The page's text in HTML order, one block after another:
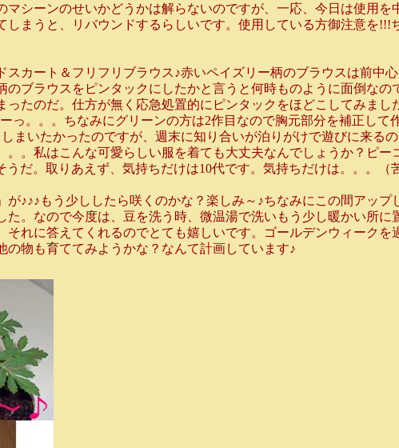
シーンのせいかどうかは解らないのですが、一応、今日は使用を
まうと、リバウンドするらしいです。使用している方御注意を!!!
カート＆フリフリブラウス♪赤いペイズリー柄のブラウスは前中
のブラウスをピンタックにしたかと言うと何時ものように面倒なの
たのだ。仕方が無く応急処置的にピンタックをほどこしてみまし
っ。。。ちなみにグリーンの方は2作目なので胸元部分を補正して
まいたかったのですが、週末に知り合いが泊りがけで遊びに来る
。私はこんな可愛らしい服を着ても大丈夫なんでしょうか？ピ
だ。取りあえず、気持ちだけは10代です。気持ちだけは。。。（
♪♪♪もう少ししたら咲くのかな？楽しみ～♪ちなみにこの間アップ
。なので今度は、豆を洗う時、微温湯で洗いもう少し暖かい所に
れに答えてくれるのでとても嬉しいです。ゴールデンウィークを
物も育ててみようかな？なんて計画しています♪